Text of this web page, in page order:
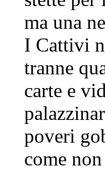
ma una
I Cattivi
tranne
carte e
poveri
come